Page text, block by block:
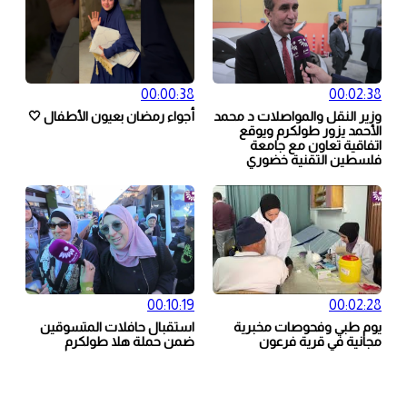
00:02:38
وزير النقل والمواصلات د محمد
الأحمد يزور طولكرم ويوقع
اتفاقية تعاون مع جامعة
فلسطين التقنية خضوري
00:00:38
أجواء رمضان بعيون الأطفال 🤍
00:02:28
يوم طبي وفحوصات مخبرية
مجانية في قرية فرعون
00:10:19
استقبال حافلات المتسوقين
ضمن حملة هلا طولكرم